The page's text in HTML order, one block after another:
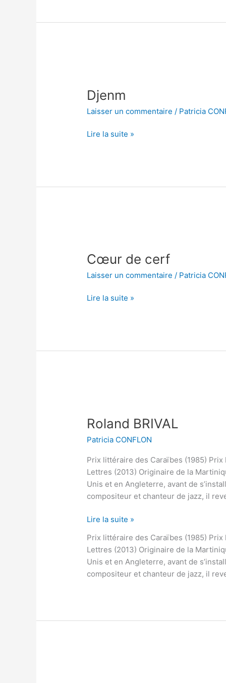
Djenm
Laisser un commentaire / Patricia
Lire la suite »
Cœur de cerf
Laisser un commentaire / Patricia
cerf
Lire la suite »
Roland BRIVAL
Patricia CONFLON
Prix littéraire des Caraïbes (1985)
Lettres (2013) Originaire de la
Unis et en Angleterre, avant de
compositeur et chanteur de jazz, il
Lire la suite »
Prix littéraire des Caraïbes (1985)
Lettres (2013) Originaire de la
Unis et en Angleterre, avant de
compositeur et chanteur de jazz, il